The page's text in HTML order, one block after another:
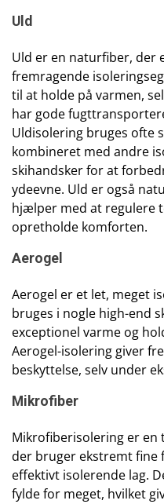
Uld
Uld er en naturfiber, der
fremragende
til at holde på varmen,
har gode
Uldisolering bruges ofte
kombineret med andre
skihandsker for at
ydeevne. Uld er også
hjælper med at regulere
opretholde komforten.
Aerogel
Aerogel er et let, meget
bruges i nogle high-end
exceptionel varme og
Aerogel-isolering giver
beskyttelse, selv under
Mikrofiber
Mikrofiberisolering er en
der bruger ekstremt fine
effektivt isolerende lag.
fylde for meget, hvilket